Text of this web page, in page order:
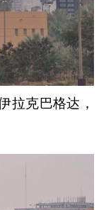
拉克巴格达，